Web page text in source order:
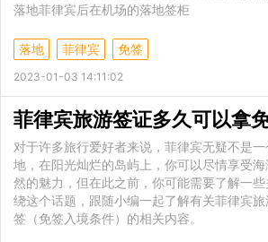
落地菲律宾后在机场的落地签柜
落地 菲律宾 免签
2023-01-03 14:11:02
对于许多旅行爱好者来说，菲律宾无疑不是
地，在阳光灿烂的岛屿上，你可以尽情享受
然的魅力，但在此之前，你可能需要了解一
绕这个话题，跟随小编一起了解有关菲律宾
签（免签入境条件）的相关内容。